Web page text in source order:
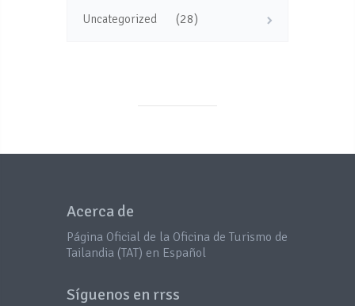
Uncategorized (28)
Acerca de
Página Oficial de la Oficina de Turismo de
Tailandia (TAT) en Español
Síguenos en rrss